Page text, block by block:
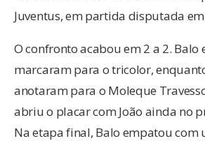
Juventus, em partida disputada
O confronto acabou em 2 a 2. Balo
marcaram para o tricolor,
anotaram para o Moleque
abriu o placar com João ainda no
Na etapa final, Balo empatou com